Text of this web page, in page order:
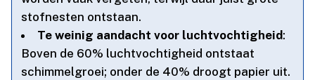
stofnesten ontstaan.​
Te weinig aandacht voor luchtvochtigheid:
Boven de 60% luchtvochtigheid ontstaat
schimmelgroei; onder de 40% droogt papier uit.​